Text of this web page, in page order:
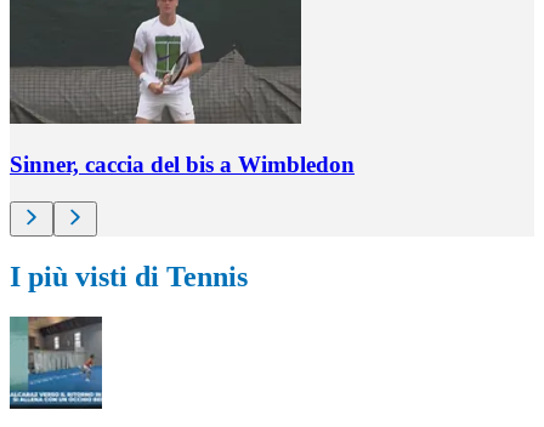
Sinner, caccia del bis a Wimbledon
I più visti di Tennis